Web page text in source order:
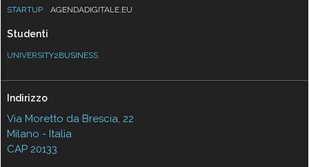
STARTUP
AGENDADIGITALE.EU
Studenti
UNIVERSITY2BUSINESS
Indirizzo
Via Moretto da Brescia, 22
Milano - Italia
CAP 20133